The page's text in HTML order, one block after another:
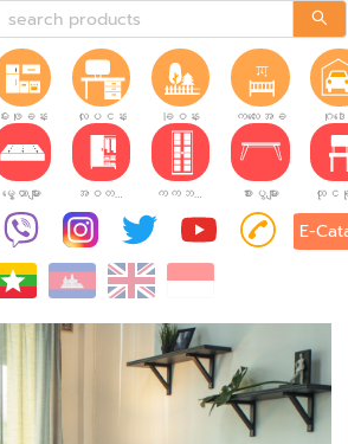
မီးဖိုခန်း လုပ်ငန်းခွင် ခြံဝန်း ကလေးအခန်း ဂိုဒ
မွေ့ယာများ အဝတ်အစားဗီဒိုများ ကက်ဘိနက်ဗီဒိုများ စားပွဲများ
E-